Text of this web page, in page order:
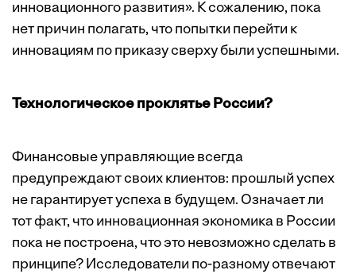
инновационного развития». К сожалению, пока
нет причин полагать, что попытки перейти к
инновациям по приказу сверху были успешными.
Технологическое проклятье России?
Финансовые управляющие всегда
предупреждают своих клиентов: прошлый успех
не гарантирует успеха в будущем. Означает ли
тот факт, что инновационная экономика в России
пока не построена, что это невозможно сделать в
принципе? Исследователи по-разному отвечают